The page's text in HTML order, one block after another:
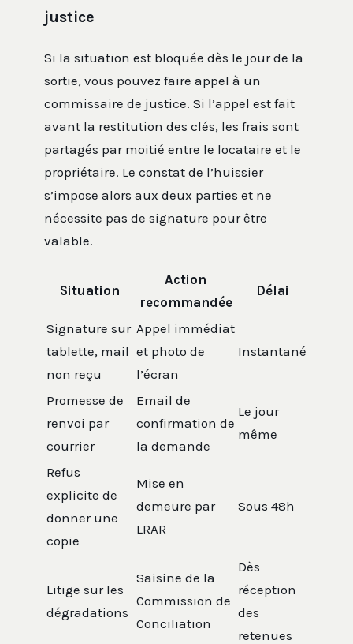
justice
Si la situation est bloquée dès le jour de la
sortie, vous pouvez faire appel à un
commissaire de justice. Si l’appel est fait
avant la restitution des clés, les frais sont
partagés par moitié entre le locataire et le
propriétaire. Le constat de l’huissier
s’impose alors aux deux parties et ne
nécessite pas de signature pour être
valable.
Situation
Action
recommandée
Délai
Signature sur
tablette, mail
non reçu
Appel immédiat
et photo de
l’écran
Instantané
Promesse de
renvoi par
courrier
Email de
confirmation de
la demande
Le jour
même
Refus
explicite de
donner une
copie
Mise en
demeure par
LRAR
Sous 48h
Litige sur les
dégradations
Saisine de la
Commission de
Conciliation
Dès
réception
des
retenues